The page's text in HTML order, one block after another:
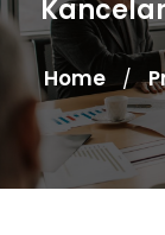
Home /